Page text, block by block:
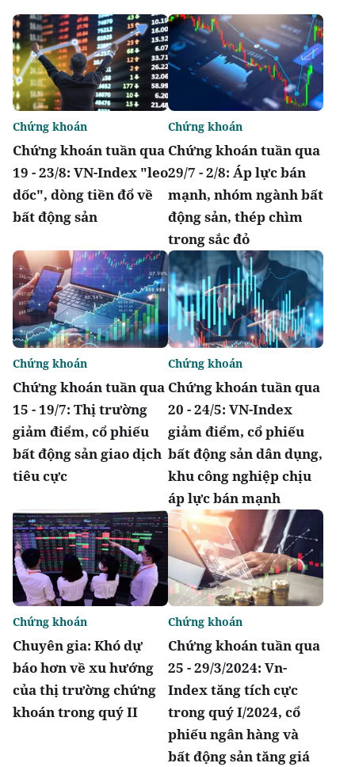
Chứng khoán tuần qua
19 - 23/8: VN-Index "leo
dốc", dòng tiền đổ về
bất động sản
Chứng khoán
Chứng khoán tuần qua
29/7 - 2/8: Áp lực bán
mạnh, nhóm ngành bất
động sản, thép chìm
trong sắc đỏ
Chứng khoán
Chứng khoán tuần qua
15 - 19/7: Thị trường
giảm điểm, cổ phiếu
bất động sản giao dịch
tiêu cực
Chứng khoán
Chứng khoán tuần qua
20 - 24/5: VN-Index
giảm điểm, cổ phiếu
bất động sản dân dụng,
khu công nghiệp chịu
áp lực bán mạnh
Chứng khoán
Chuyên gia: Khó dự
báo hơn về xu hướng
của thị trường chứng
khoán trong quý II
Chứng khoán
Chứng khoán tuần qua
25 - 29/3/2024: Vn-
Index tăng tích cực
trong quý I/2024, cổ
phiếu ngân hàng và
bất động sản tăng giá
Chứng khoán